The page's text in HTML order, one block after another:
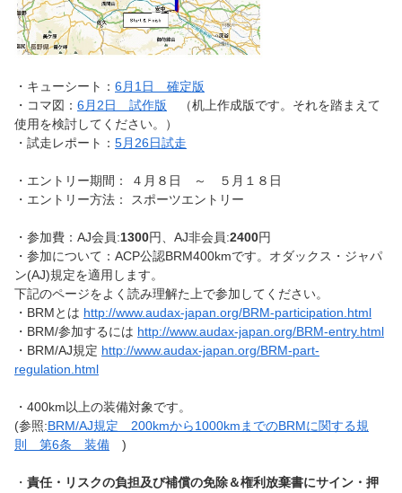
・キューシート： 6月1日 確定版
・コマ図： 6月2日 試作版 （机上作成版です。それを踏まえて
使用を検討してください。）
・試走レポート： 5月26日試走
・エントリー期間： ４月８日 ～ ５月１８日
・エントリー方法： スポーツエントリー
・参加費：AJ会員:1300円、AJ非会員:2400円
・参加について：ACP公認BRM400kmです。オダックス・ジャパ
ン(AJ)規定を適用します。
下記のページをよく読み理解た上で参加してください。
・BRMとは http://www.audax-japan.org/BRM-participation.html
・BRM/参加するには http://www.audax-japan.org/BRM-entry.html
・BRM/AJ規定 http://www.audax-japan.org/BRM-part-
regulation.html
・400km以上の装備対象です。
(参照:BRM/AJ規定 200kmから1000kmまでのBRMに関する規
則 第6条 装備 )
・ 責任・リスクの負担及び補償の免除＆権利放棄書にサイン・押